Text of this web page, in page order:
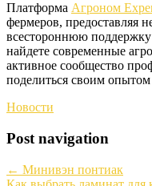
Платформа Агроном
фермеров, предоставляя
всестороннюю
найдете современные
активное сообщество
поделиться своим
Новости
Post navigation
← Минивэн понтиак